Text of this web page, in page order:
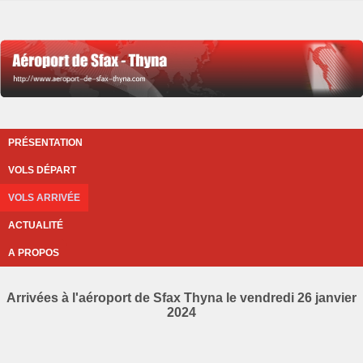
PRÉSENTATION
VOLS DÉPART
VOLS ARRIVÉE
ACTUALITÉ
A PROPOS
Arrivées à l'aéroport de Sfax Thyna le vendredi 26 janvier
2024